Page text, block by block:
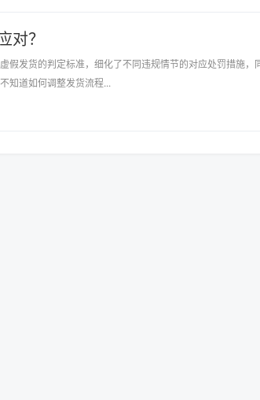
对？
发货的判定标准，细化了不同违规情节的对应处罚措施，
知道如何调整发货流程...